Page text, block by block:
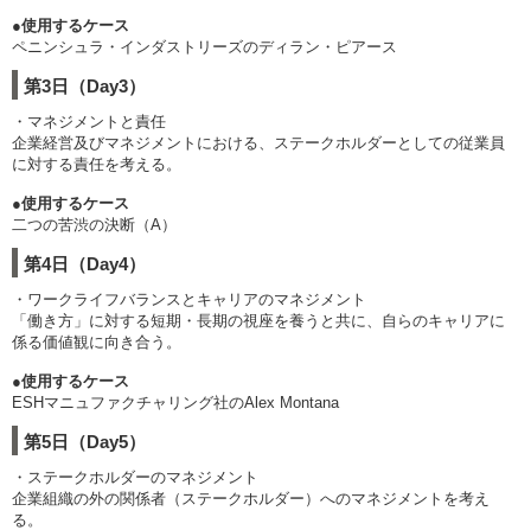
●使用するケース
ペニンシュラ・インダストリーズのディラン・ピアース
第3日（Day3）
・マネジメントと責任
企業経営及びマネジメントにおける、ステークホルダーとしての従業員
に対する責任を考える。
●使用するケース
二つの苦渋の決断（A）
第4日（Day4）
・ワークライフバランスとキャリアのマネジメント
「働き方」に対する短期・長期の視座を養うと共に、自らのキャリアに
係る価値観に向き合う。
●使用するケース
ESHマニュファクチャリング社のAlex Montana
第5日（Day5）
・ステークホルダーのマネジメント
企業組織の外の関係者（ステークホルダー）へのマネジメントを考え
る。